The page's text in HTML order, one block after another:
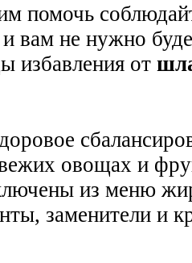
помочь
вам не нужно
избавления от
овощах и
из меню
заменители и